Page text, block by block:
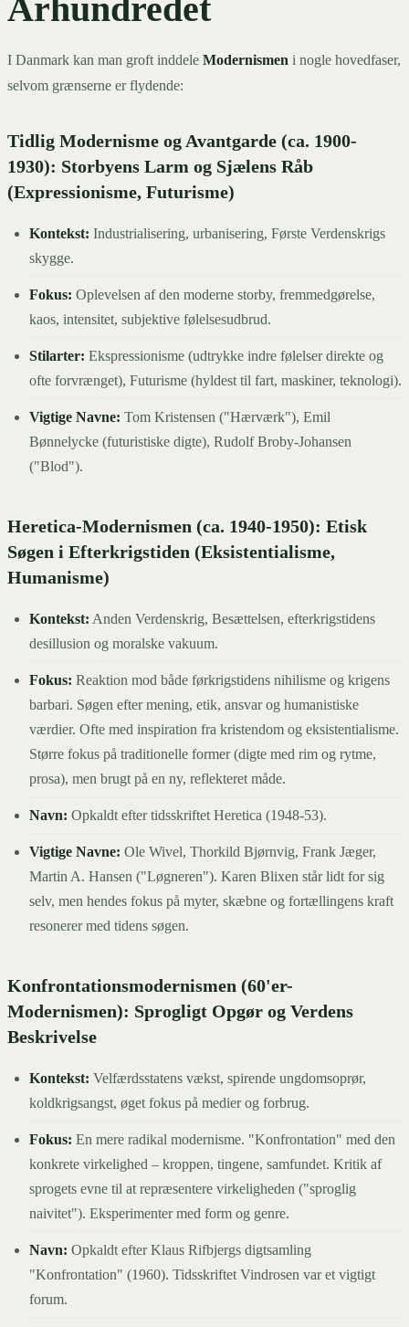
Århundredet
I Danmark kan man groft inddele Modernismen i nogle hovedfaser,
selvom grænserne er flydende:
Tidlig Modernisme og Avantgarde (ca. 1900-
1930): Storbyens Larm og Sjælens Råb
(Expressionisme, Futurisme)
Kontekst: Industrialisering, urbanisering, Første Verdenskrigs
skygge.
Fokus: Oplevelsen af den moderne storby, fremmedgørelse,
kaos, intensitet, subjektive følelsesudbrud.
Stilarter: Ekspressionisme (udtrykke indre følelser direkte og
ofte forvrænget), Futurisme (hyldest til fart, maskiner, teknologi).
Vigtige Navne: Tom Kristensen ("Hærværk"), Emil
Bønnelycke (futuristiske digte), Rudolf Broby-Johansen
("Blod").
Heretica-Modernismen (ca. 1940-1950): Etisk
Søgen i Efterkrigstiden (Eksistentialisme,
Humanisme)
Kontekst: Anden Verdenskrig, Besættelsen, efterkrigstidens
desillusion og moralske vakuum.
Fokus: Reaktion mod både førkrigstidens nihilisme og krigens
barbari. Søgen efter mening, etik, ansvar og humanistiske
værdier. Ofte med inspiration fra kristendom og eksistentialisme.
Større fokus på traditionelle former (digte med rim og rytme,
prosa), men brugt på en ny, reflekteret måde.
Navn: Opkaldt efter tidsskriftet Heretica (1948-53).
Vigtige Navne: Ole Wivel, Thorkild Bjørnvig, Frank Jæger,
Martin A. Hansen ("Løgneren"). Karen Blixen står lidt for sig
selv, men hendes fokus på myter, skæbne og fortællingens kraft
resonerer med tidens søgen.
Konfrontationsmodernismen (60'er-
Modernismen): Sprogligt Opgør og Verdens
Beskrivelse
Kontekst: Velfærdsstatens vækst, spirende ungdomsoprør,
koldkrigsangst, øget fokus på medier og forbrug.
Fokus: En mere radikal modernisme. "Konfrontation" med den
konkrete virkelighed – kroppen, tingene, samfundet. Kritik af
sprogets evne til at repræsentere virkeligheden ("sproglig
naivitet"). Eksperimenter med form og genre.
Navn: Opkaldt efter Klaus Rifbjergs digtsamling
"Konfrontation" (1960). Tidsskriftet Vindrosen var et vigtigt
forum.